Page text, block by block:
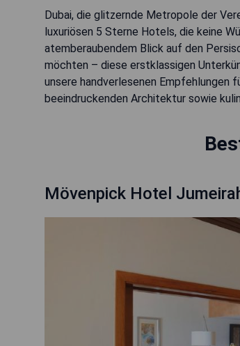
Dubai, die glitzernde Metropole der
luxuriösen 5 Sterne Hotels, die keine
atemberaubendem Blick auf den
möchten – diese erstklassigen
unsere handverlesenen Empfehlungen
beeindruckenden Architektur sowie
Mövenpick Hotel